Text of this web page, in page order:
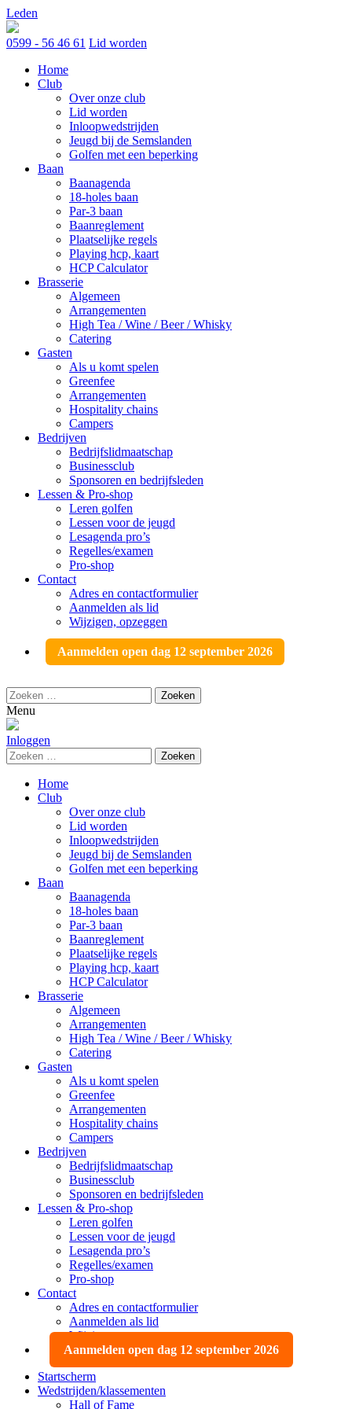
Skip
to
content
Leden
0599 - 56 46 61 Lid worden
Home
Club
Over onze club
Lid worden
Inloopwedstrijden
Jeugd bij de Semslanden
Golfen met een beperking
Baan
Baanagenda
18-holes baan
Par-3 baan
Baanreglement
Plaatselijke regels
Playing hcp, kaart
HCP Calculator
Brasserie
Algemeen
Arrangementen
High Tea / Wine / Beer / Whisky
Catering
Gasten
Als u komt spelen
Greenfee
Arrangementen
Hospitality chains
Campers
Bedrijven
Bedrijfslidmaatschap
Businessclub
Sponsoren en bedrijfsleden
Lessen & Pro-shop
Leren golfen
Lessen voor de jeugd
Lesagenda pro’s
Regelles/examen
Pro-shop
Contact
Adres en contactformulier
Aanmelden als lid
Wijzigen, opzeggen
Aanmelden open dag 12 september 2026
Zoeken
naar:
Menu
Inloggen
Zoeken
naar:
Home
Club
Over onze club
Lid worden
Inloopwedstrijden
Jeugd bij de Semslanden
Golfen met een beperking
Baan
Baanagenda
18-holes baan
Par-3 baan
Baanreglement
Plaatselijke regels
Playing hcp, kaart
HCP Calculator
Brasserie
Algemeen
Arrangementen
High Tea / Wine / Beer / Whisky
Catering
Gasten
Als u komt spelen
Greenfee
Arrangementen
Hospitality chains
Campers
Bedrijven
Bedrijfslidmaatschap
Businessclub
Sponsoren en bedrijfsleden
Lessen & Pro-shop
Leren golfen
Lessen voor de jeugd
Lesagenda pro’s
Regelles/examen
Pro-shop
Contact
Adres en contactformulier
Aanmelden als lid
Wijzigen, opzeggen
Aanmelden open dag 12 september 2026
Startscherm
Wedstrijden/klassementen
Hall of Fame